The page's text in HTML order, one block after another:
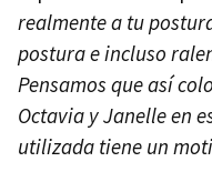
realmente a tu
postura e incluso
Pensamos que así
Octavia y Janelle en
utilizada tiene un